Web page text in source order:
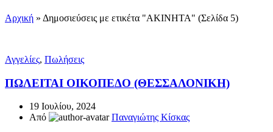
Αρχική » Δημοσιεύσεις με ετικέτα "ΑΚΙΝΗΤΑ" (Σελίδα 5)
Αγγελίες, Πωλήσεις
ΠΩΛΕΙΤΑΙ ΟΙΚΟΠΕΔΟ (ΘΕΣΣΑΛΟΝΙΚΗ)
19 Ιουλίου, 2024
Από
Παναγιώτης Κίσκας